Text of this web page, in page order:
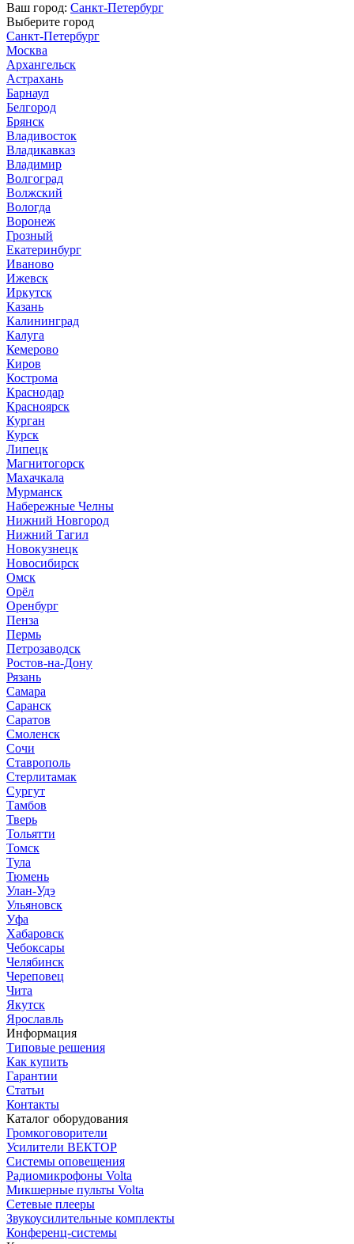
Ваш город: Санкт-Петербург
Выберите город
Санкт-Петербург
Москва
Архангельск
Астрахань
Барнаул
Белгород
Брянск
Владивосток
Владикавказ
Владимир
Волгоград
Волжский
Вологда
Воронеж
Грозный
Екатеринбург
Иваново
Ижевск
Иркутск
Казань
Калининград
Калуга
Кемерово
Киров
Кострома
Краснодар
Красноярск
Курган
Курск
Липецк
Магнитогорск
Махачкала
Мурманск
Набережные Челны
Нижний Новгород
Нижний Тагил
Новокузнецк
Новосибирск
Омск
Орёл
Оренбург
Пенза
Пермь
Петрозаводск
Ростов-на-Дону
Рязань
Самара
Саранск
Саратов
Смоленск
Сочи
Ставрополь
Стерлитамак
Сургут
Тамбов
Тверь
Тольятти
Томск
Тула
Тюмень
Улан-Удэ
Ульяновск
Уфа
Хабаровск
Чебоксары
Челябинск
Череповец
Чита
Якутск
Ярославль
Информация
Типовые решения
Как купить
Гарантии
Статьи
Контакты
Каталог оборудования
Громкоговорители
Усилители ВЕКТОР
Системы оповещения
Радиомикрофоны Volta
Микшерные пульты Volta
Сетевые плееры
Звукоусилительные комплекты
Конференц-системы